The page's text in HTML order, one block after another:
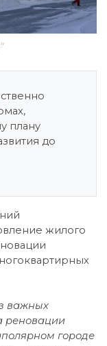
плану
до
жилого
важных
реновации
городе